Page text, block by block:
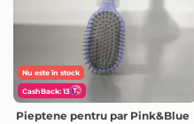
Nu este în stock
CashBack: 13
Pieptene pentru par Pink&Blue